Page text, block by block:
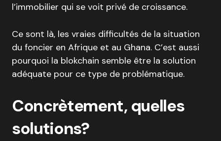
l’immobilier qui se voit privé de croissance.
Ce sont là, les vraies difficultés de la situation
du foncier en Afrique et au Ghana. C’est aussi
pourquoi la blokchain semble être la solution
adéquate pour ce type de problématique.
Concrètement, quelles
solutions?